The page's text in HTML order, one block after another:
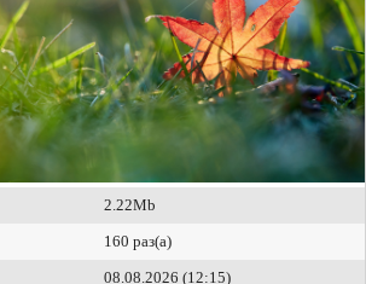
2.22Mb
160 раз(а)
08.08.2026 (12:15)